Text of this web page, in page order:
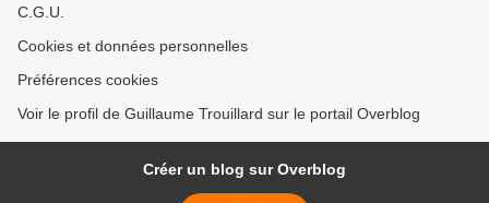
C.G.U.
Cookies et données personnelles
Préférences cookies
Voir le profil de Guillaume Trouillard sur le portail Overblog
Créer un blog sur Overblog